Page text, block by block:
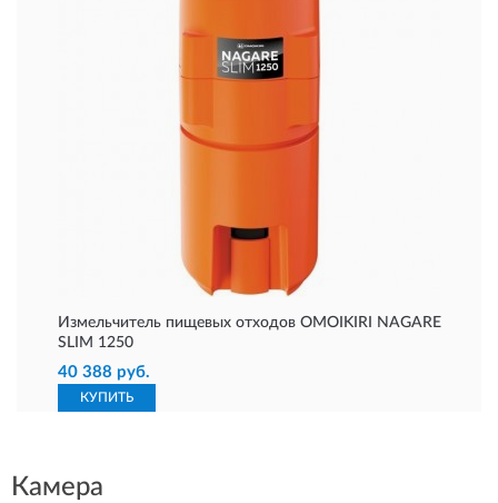
Измельчитель пищевых отходов OMOIKIRI NAGARE
SLIM 1250
40 388 руб.
КУПИТЬ
Камера